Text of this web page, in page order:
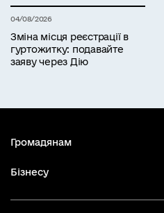
04/08/2026
Зміна місця реєстрації в
гуртожитку: подавайте
заяву через Дію
Громадянам
Бізнесу